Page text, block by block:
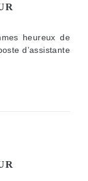
heureux de
d’assistante